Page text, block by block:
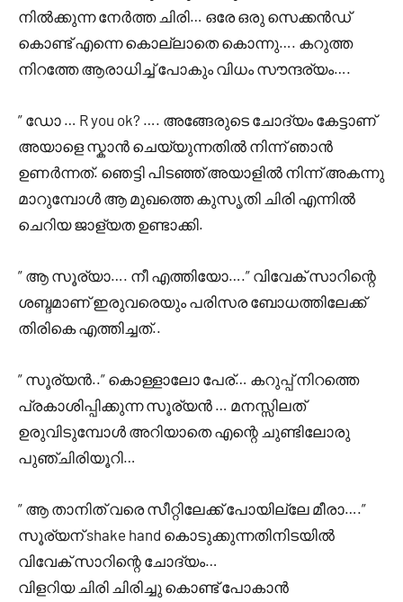
നിൽക്കുന്ന നേർത്ത ചിരി… ഒരേ ഒരു സെക്കൻഡ്
കൊണ്ട് എന്നെ കൊല്ലാതെ കൊന്നു…. കറുത്ത
നിറത്തേ ആരാധിച്ച് പോകും വിധം സൗന്ദര്യം….
” ഡോ … R you ok? …. അങ്ങേരുടെ ചോദ്യം കേട്ടാണ്
അയാളെ സ്കാൻ ചെയ്യുന്നതിൽ നിന്ന് ഞാൻ
ഉണർന്നത്. ഞെട്ടി പിടഞ്ഞ് അയാളിൽ നിന്ന് അകന്നു
മാറുമ്പോൾ ആ മുഖത്തെ കുസൃതി ചിരി എന്നിൽ
ചെറിയ ജാള്യത ഉണ്ടാക്കി.
” ആ സൂര്യാ…. നീ എത്തിയോ….” വിവേക് സാറിന്റെ
ശബ്ദമാണ് ഇരുവരെയും പരിസര ബോധത്തിലേക്ക്
തിരികെ എത്തിച്ചത്..
” സൂര്യൻ..” കൊള്ളാലോ പേര്… കറുപ്പ് നിറത്തെ
പ്രകാശിപ്പിക്കുന്ന സൂര്യൻ … മനസ്സിലത്‌
ഉരുവിടുമ്പോൾ അറിയാതെ എന്റെ ചുണ്ടിലോരു
പുഞ്ചിരിയൂറി…
” ആ താനിത് വരെ സീറ്റിലേക്ക് പോയില്ലേ മീരാ….”
സൂര്യന് shake hand കൊടുക്കുന്നതിനിടയിൽ
വിവേക് സാറിന്റെ ചോദ്യം…
വിളറിയ ചിരി ചിരിച്ചു കൊണ്ട് പോകാൻ